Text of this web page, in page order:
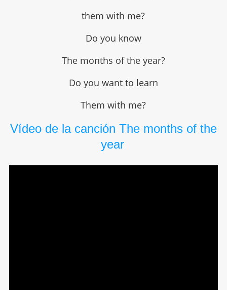
them with me?
Do you know
The months of the year?
Do you want to learn
Them with me?
Vídeo de la canción The months of the
year